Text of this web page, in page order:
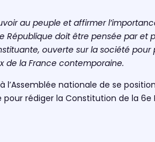
au peuple et affirmer
République doit être pensée par et
ouverte sur la société
de la France contemporaine.
nationale de se
rédiger la Constitution de la 6e